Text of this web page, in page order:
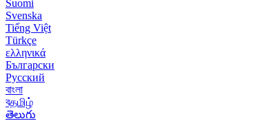
Suomi
Svenska
Tiếng Việt
Türkçe
ελληνικά
Български
Русский
বাংলা
বதமிழ்
తెలుగు